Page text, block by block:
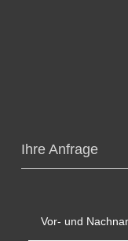
Ihre Anfrage